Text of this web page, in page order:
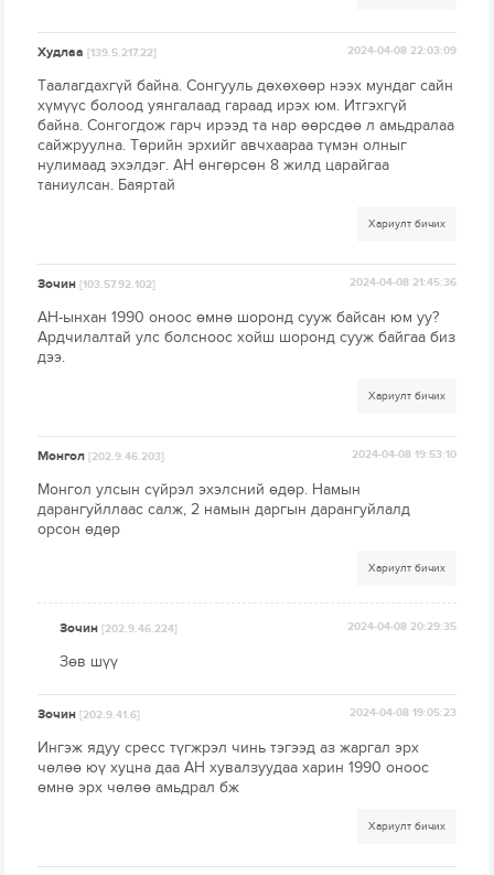
Худлаа[139.5.217.22] 2024-04-08 22:03:09
Таалагдахгүй байна. Сонгууль дөхөхөөр нээх мундаг сайн
хүмүүс болоод уянгалаад гараад ирэх юм. Итгэхгүй
байна. Сонгогдож гарч ирээд та нар өөрсдөө л амьдралаа
сайжруулна. Төрийн эрхийг авчхаараа түмэн олныг
нулимаад эхэлдэг. АН өнгөрсөн 8 жилд царайгаа
таниулсан. Баяртай
Хариулт бичих
Зочин[103.57.92.102] 2024-04-08 21:45:36
АН-ынхан 1990 оноос өмнө шоронд сууж байсан юм уу?
Ардчилалтай улс болсноос хойш шоронд сууж байгаа биз
дээ.
Хариулт бичих
Монгол[202.9.46.203] 2024-04-08 19:53:10
Монгол улсын сүйрэл эхэлсний өдөр. Намын
дарангуйллаас салж, 2 намын даргын дарангуйлалд
орсон өдөр
Хариулт бичих
Зочин[202.9.46.224] 2024-04-08 20:29:35
Зөв шүү
Зочин[202.9.41.6] 2024-04-08 19:05:23
Ингэж ядуу сресс түгжрэл чинь тэгээд аз жаргал эрх
чөлөө юү хуцна даа АН хувалзуудаа харин 1990 оноос
өмнө эрх чөлөө амьдрал бж
Хариулт бичих